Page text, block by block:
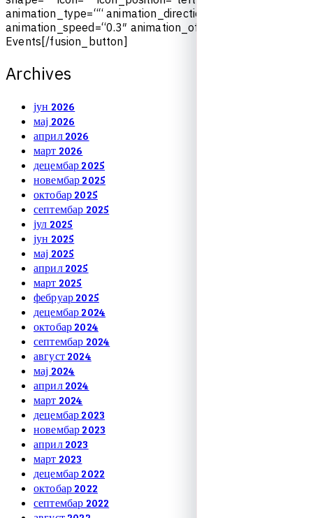
animation type=““ animation directio
animation speed =“0.3″ animation of
Events [/fusion button]
Archives
јун 2026
мај 2026
април 2026
март 2026
децембар 2025
новембар 2025
октобар 2025
септембар 2025
јул 2025
јун 2025
мај 2025
април 2025
март 2025
фебруар 2025
децембар 2024
октобар 2024
септембар 2024
август 2024
мај 2024
април 2024
март 2024
децембар 2023
новембар 2023
април 2023
март 2023
децембар 2022
октобар 2022
септембар 2022